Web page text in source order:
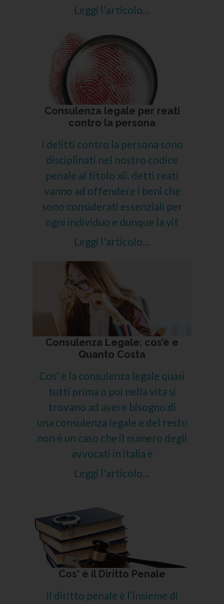
Leggi l'articolo...
Consulenza legale per reati
contro la persona
I delitti contro la persona sono
disciplinati nel nostro codice
penale al titolo xii. detti reati
vanno ad offendere i beni che
sono considerati essenziali per
ogni individuo e dunque la vit
Leggi l'articolo...
Consulenza Legale: cos’è e
Quanto Costa
Cos’ è la consulenza legale quasi
tutti prima o poi nella vita si
trovano ad avere bisogno di
una consulenza legale e del resto
non è un caso che il numero degli
avvocati in italia è
Leggi l'articolo...
Cos' è il Diritto Penale
Il diritto penale è l’insieme di